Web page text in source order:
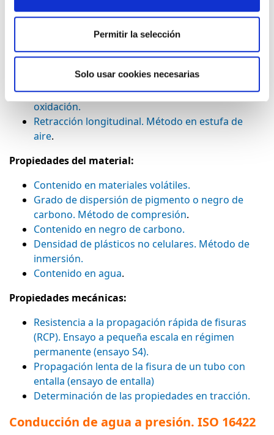
Permitir la selección
Solo usar cookies necesarias
Determinación de las dimensiones
Propiedades físicas
Índice de fluidez de materiales termoplásticos, en
masa (MFR).
Determinación del tiempo de inducción a la
oxidación.
Retracción longitudinal. Método en estufa de
aire.
Propiedades del material:
Contenido en materiales volátiles.
Grado de dispersión de pigmento o negro de
carbono. Método de compresión.
Contenido en negro de carbono.
Densidad de plásticos no celulares. Método de
inmersión.
Contenido en agua.
Propiedades mecánicas:
Resistencia a la propagación rápida de fisuras
(RCP). Ensayo a pequeña escala en régimen
permanente (ensayo S4).
Propagación lenta de la fisura de un tubo con
entalla (ensayo de entalla)
Determinación de las propiedades en tracción.
Conducción de agua a presión. ISO 16422